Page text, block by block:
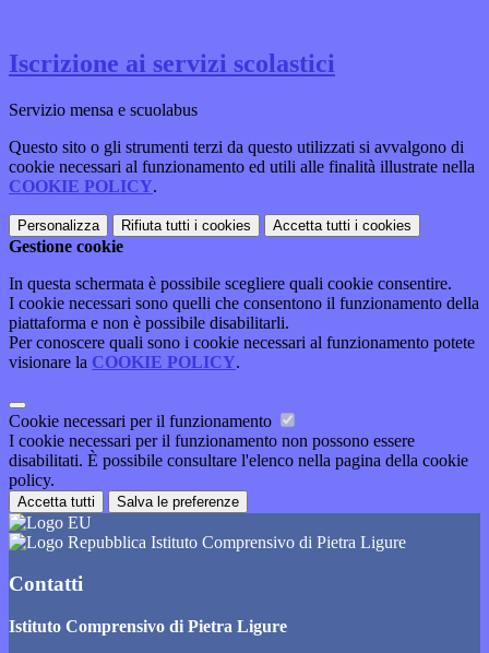
Iscrizione ai servizi scolastici
Servizio mensa e scuolabus
Questo sito o gli strumenti terzi da questo utilizzati si avvalgono di
cookie necessari al funzionamento ed utili alle finalità illustrate nella
COOKIE POLICY.
Personalizza Rifiuta tutti i cookies Accetta tutti i cookies
Gestione cookie
In questa schermata è possibile scegliere quali cookie consentire.
I cookie necessari sono quelli che consentono il funzionamento della
piattaforma e non è possibile disabilitarli.
Per conoscere quali sono i cookie necessari al funzionamento potete
visionare la COOKIE POLICY.
Cookie necessari per il funzionamento
I cookie necessari per il funzionamento non possono essere
disabilitati. È possibile consultare l'elenco nella pagina della cookie
policy.
Accetta tutti Salva le preferenze
Istituto Comprensivo di Pietra Ligure
Contatti
Istituto Comprensivo di Pietra Ligure